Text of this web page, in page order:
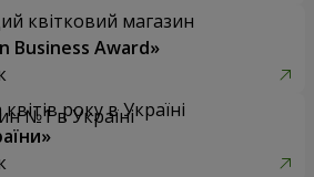
квітковий магазин
Business Award»
року в Україні